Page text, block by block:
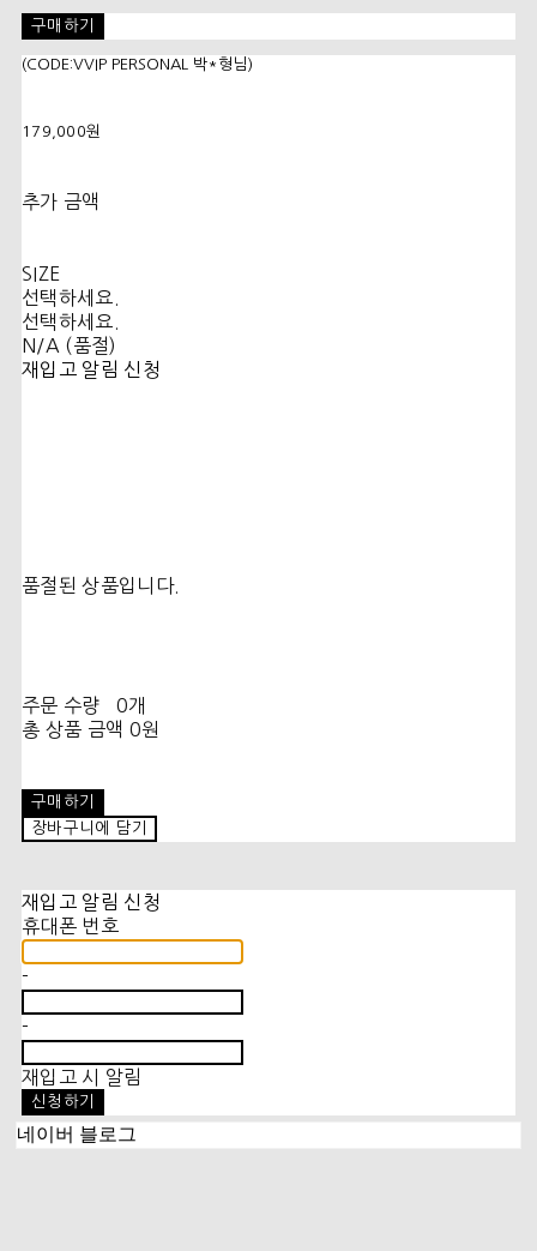
구매하기
(CODE:VVIP PERSONAL 박*형님)
179,000원
추가 금액
SIZE
선택하세요.
선택하세요.
N/A (품절)
재입고 알림 신청
품절된 상품입니다.
주문 수량
0개
총 상품 금액 0원
구매하기
장바구니에 담기
재입고 알림 신청
휴대폰 번호
-
-
재입고 시 알림
신청하기
네이버 블로그